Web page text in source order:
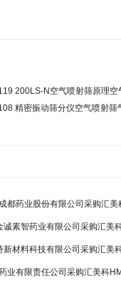
200LS-N空气喷射筛原理空
精密振动筛分仪空气喷射筛
都药业股份有限公司采购汇
诚素智药业有限公司采购汇美
新材料科技有限公司采购汇美
业有限责任公司采购汇美科